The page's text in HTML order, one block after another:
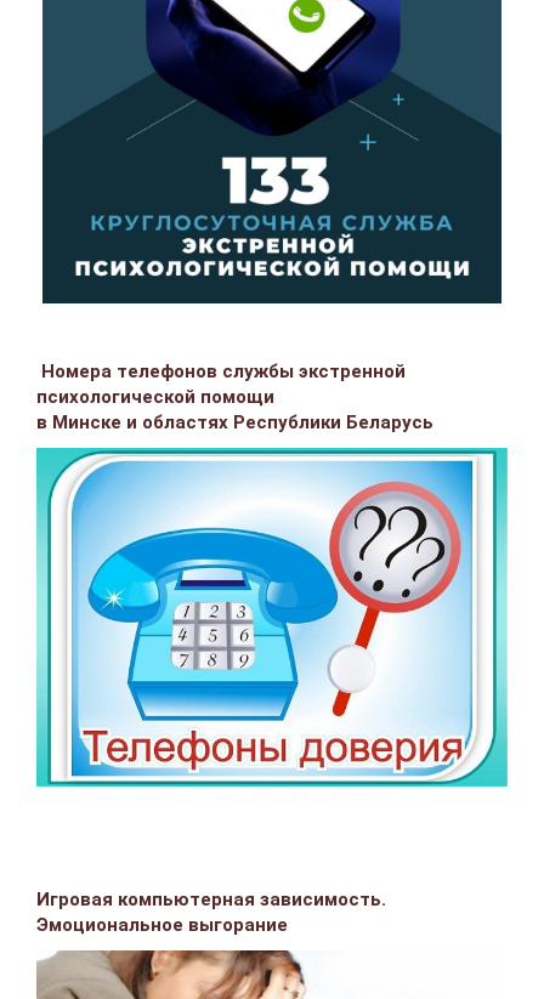
Номера телефонов службы экстренной
психологической помощи
в Минске и областях Республики Беларусь
Игровая компьютерная зависимость.
Эмоциональное выгорание